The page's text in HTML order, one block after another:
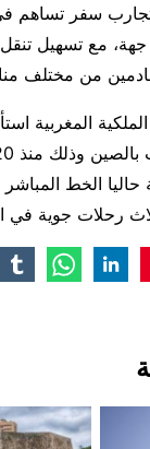
تجارب سفر تساهم
مع تسهيل تنقل
من مختلف
المغربية
الخط المباشر
رحلات جوية في